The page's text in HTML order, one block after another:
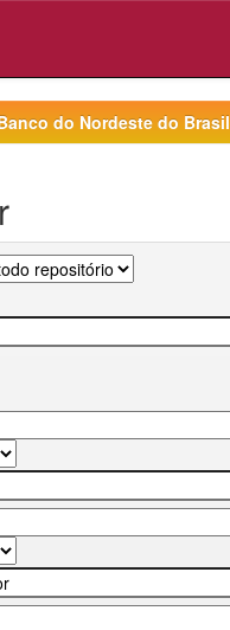
do Nordeste do Brasil